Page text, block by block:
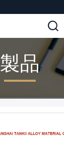
製品